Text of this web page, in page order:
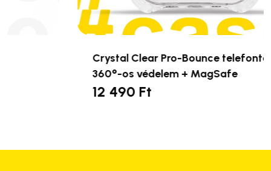
Crystal Clear Pro-Bounce telefontok –
360°-os védelem + MagSafe
Ennek
variációja